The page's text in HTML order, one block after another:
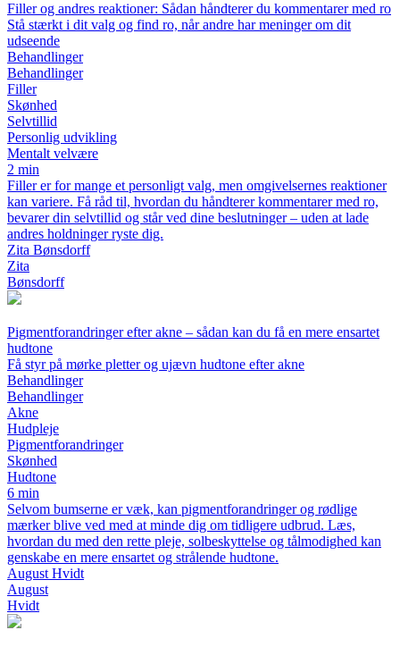
Filler og andres reaktioner: Sådan håndterer du kommentarer med ro
Stå stærkt i dit valg og find ro, når andre har meninger om dit
udseende
Behandlinger
Behandlinger
Filler
Skønhed
Selvtillid
Personlig udvikling
Mentalt velvære
2 min
Filler er for mange et personligt valg, men omgivelsernes reaktioner
kan variere. Få råd til, hvordan du håndterer kommentarer med ro,
bevarer din selvtillid og står ved dine beslutninger – uden at lade
andres holdninger ryste dig.
Zita Bønsdorff
Zita
Bønsdorff
Pigmentforandringer efter akne – sådan kan du få en mere ensartet
hudtone
Få styr på mørke pletter og ujævn hudtone efter akne
Behandlinger
Behandlinger
Akne
Hudpleje
Pigmentforandringer
Skønhed
Hudtone
6 min
Selvom bumserne er væk, kan pigmentforandringer og rødlige
mærker blive ved med at minde dig om tidligere udbrud. Læs,
hvordan du med den rette pleje, solbeskyttelse og tålmodighed kan
genskabe en mere ensartet og strålende hudtone.
August Hvidt
August
Hvidt